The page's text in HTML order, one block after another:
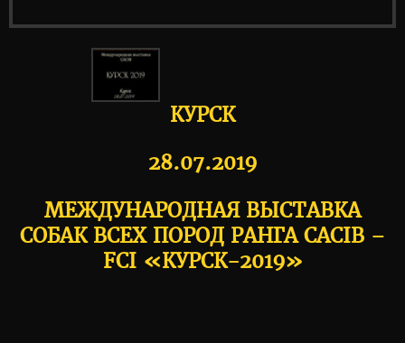
КУРСК
28.07.2019
МЕЖДУНАРОДНАЯ ВЫСТАВКА
СОБАК ВСЕХ ПОРОД РАНГА CACIB –
FCI «КУРСК-2019»